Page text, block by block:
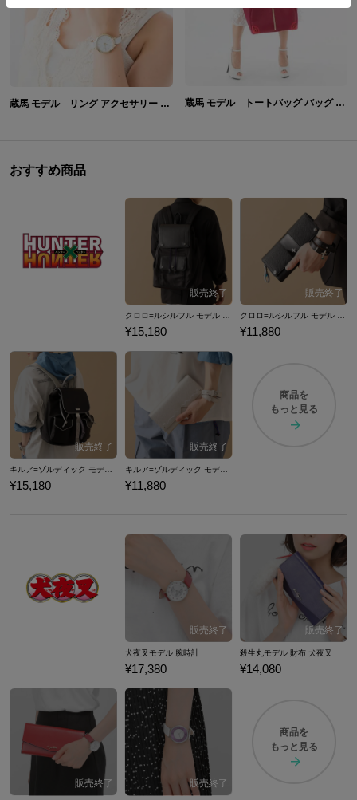
蔵馬 モデル リング アクセサリー 幽☆遊☆白書 蔵馬 モデル トートバッグ バッグ 幽☆遊☆白書
おすすめ商品
クロロ=ルシルフル モデル リュック HUNTER×HUNTER
¥15,180
クロロ=ルシルフル モデル 長財布 HUNTER×HUNTER
¥11,880
¥15,180
キルア=ゾルディック モデル 長財布 HUNTER×HUNTER
¥11,880
商品を
もっと見る
犬夜叉モデル 腕時計
¥17,380
殺生丸モデル 財布 犬夜叉
¥14,080
商品を
もっと見る